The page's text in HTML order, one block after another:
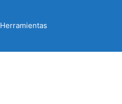
Herramientas